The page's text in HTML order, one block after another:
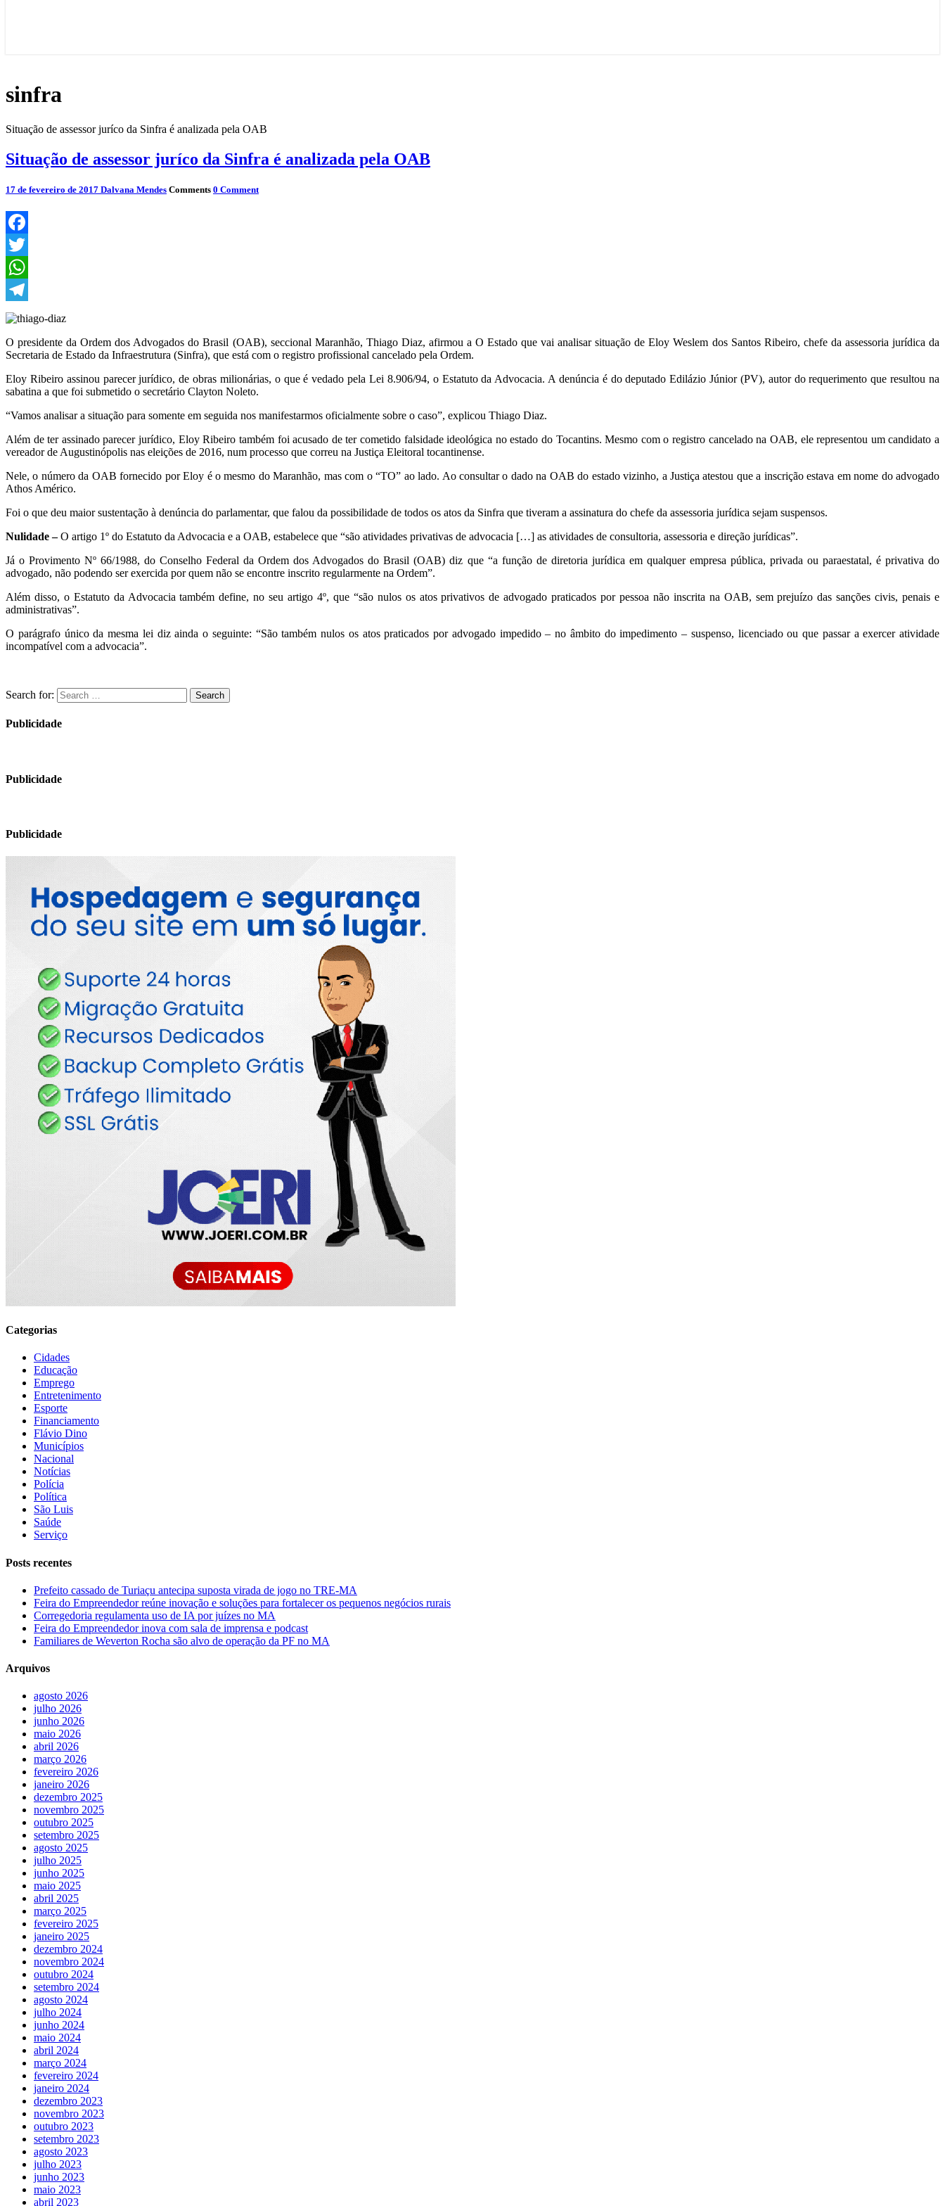
sinfra
Situação de assessor juríco da Sinfra é analizada pela OAB
Situação de assessor juríco da Sinfra é analizada pela OAB
17 de fevereiro de 2017 Dalvana Mendes Comments 0 Comment
Facebook
Twitter
WhatsApp
Telegram
O presidente da Ordem dos Advogados do Brasil (OAB), seccional Maranhão, Thiago Diaz, afirmou a O Estado que vai analisar situação de Eloy Weslem dos Santos Ribeiro, chefe da assessoria jurídica da
Secretaria de Estado da Infraestrutura (Sinfra), que está com o registro profissional cancelado pela Ordem.
Eloy Ribeiro assinou parecer jurídico, de obras milionárias, o que é vedado pela Lei 8.906/94, o Estatuto da Advocacia. A denúncia é do deputado Edilázio Júnior (PV), autor do requerimento que resultou na
sabatina a que foi submetido o secretário Clayton Noleto.
“Vamos analisar a situação para somente em seguida nos manifestarmos oficialmente sobre o caso”, explicou Thiago Diaz.
Além de ter assinado parecer jurídico, Eloy Ribeiro também foi acusado de ter cometido falsidade ideológica no estado do Tocantins. Mesmo com o registro cancelado na OAB, ele representou um candidato a
vereador de Augustinópolis nas eleições de 2016, num processo que correu na Justiça Eleitoral tocantinense.
Nele, o número da OAB fornecido por Eloy é o mesmo do Maranhão, mas com o “TO” ao lado. Ao consultar o dado na OAB do estado vizinho, a Justiça atestou que a inscrição estava em nome do advogado
Athos Américo.
Foi o que deu maior sustentação à denúncia do parlamentar, que falou da possibilidade de todos os atos da Sinfra que tiveram a assinatura do chefe da assessoria jurídica sejam suspensos.
Nulidade –O artigo 1º do Estatuto da Advocacia e a OAB, estabelece que “são atividades privativas de advocacia […] as atividades de consultoria, assessoria e direção jurídicas”.
Já o Provimento Nº 66/1988, do Conselho Federal da Ordem dos Advogados do Brasil (OAB) diz que “a função de diretoria jurídica em qualquer empresa pública, privada ou paraestatal, é privativa do
advogado, não podendo ser exercida por quem não se encontre inscrito regularmente na Ordem”.
Além disso, o Estatuto da Advocacia também define, no seu artigo 4º, que “são nulos os atos privativos de advogado praticados por pessoa não inscrita na OAB, sem prejuízo das sanções civis, penais e
administrativas”.
O parágrafo único da mesma lei diz ainda o seguinte: “São também nulos os atos praticados por advogado impedido – no âmbito do impedimento – suspenso, licenciado ou que passar a exercer atividade
incompatível com a advocacia”.
Search for: Search
Publicidade
Publicidade
Publicidade
Categorias
Cidades
Educação
Emprego
Entretenimento
Esporte
Financiamento
Flávio Dino
Municípios
Nacional
Notícias
Polícia
Política
São Luis
Saúde
Serviço
Posts recentes
Prefeito cassado de Turiaçu antecipa suposta virada de jogo no TRE-MA
Feira do Empreendedor reúne inovação e soluções para fortalecer os pequenos negócios rurais
Corregedoria regulamenta uso de IA por juízes no MA
Feira do Empreendedor inova com sala de imprensa e podcast
Familiares de Weverton Rocha são alvo de operação da PF no MA
Arquivos
agosto 2026
julho 2026
junho 2026
maio 2026
abril 2026
março 2026
fevereiro 2026
janeiro 2026
dezembro 2025
novembro 2025
outubro 2025
setembro 2025
agosto 2025
julho 2025
junho 2025
maio 2025
abril 2025
março 2025
fevereiro 2025
janeiro 2025
dezembro 2024
novembro 2024
outubro 2024
setembro 2024
agosto 2024
julho 2024
junho 2024
maio 2024
abril 2024
março 2024
fevereiro 2024
janeiro 2024
dezembro 2023
novembro 2023
outubro 2023
setembro 2023
agosto 2023
julho 2023
junho 2023
maio 2023
abril 2023